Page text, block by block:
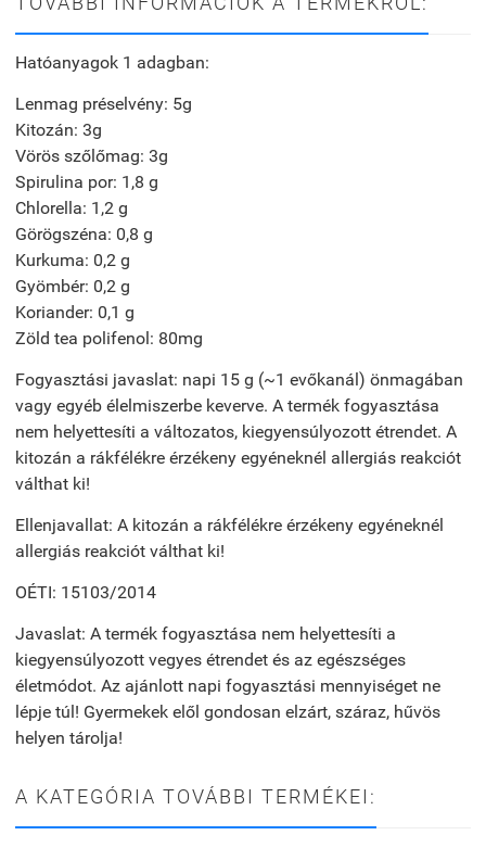
Hatóanyagok 1 adagban:
Lenmag préselvény: 5g
Kitozán: 3g
Vörös szőlőmag: 3g
Spirulina por: 1,8 g
Chlorella: 1,2 g
Görögszéna: 0,8 g
Kurkuma: 0,2 g
Gyömbér: 0,2 g
Koriander: 0,1 g
Zöld tea polifenol: 80mg
Fogyasztási javaslat: napi 15 g (~1 evőkanál) önmagában
vagy egyéb élelmiszerbe keverve. A termék fogyasztása
nem helyettesíti a változatos, kiegyensúlyozott étrendet. A
kitozán a rákfélékre érzékeny egyéneknél allergiás reakciót
válthat ki!
Ellenjavallat: A kitozán a rákfélékre érzékeny egyéneknél
allergiás reakciót válthat ki!
OÉTI: 15103/2014
Javaslat: A termék fogyasztása nem helyettesíti a
kiegyensúlyozott vegyes étrendet és az egészséges
életmódot. Az ajánlott napi fogyasztási mennyiséget ne
lépje túl! Gyermekek elől gondosan elzárt, száraz, hűvös
helyen tárolja!
A KATEGÓRIA TOVÁBBI TERMÉKEI: